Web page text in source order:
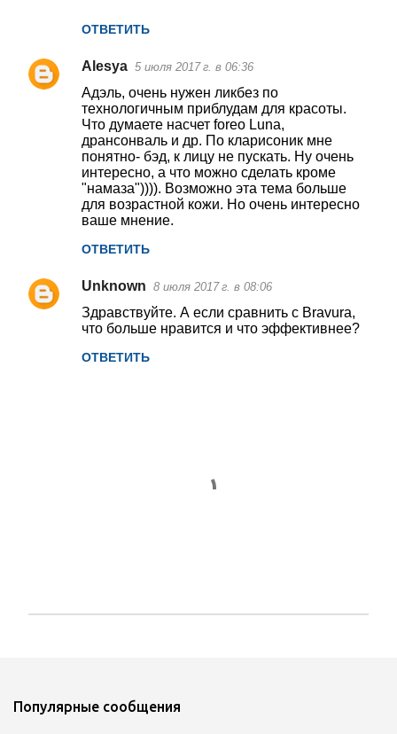
ОТВЕТИТЬ
Alesya 5 июля 2017 г. в 06:36
Адэль, очень нужен ликбез по
технологичным приблудам для красоты.
Что думаете насчет foreo Luna,
дрансонваль и др. По кларисоник мне
понятно- бэд, к лицу не пускать. Ну очень
интересно, а что можно сделать кроме
"намаза")))). Возможно эта тема больше
для возрастной кожи. Но очень интересно
ваше мнение.
ОТВЕТИТЬ
Unknown 8 июля 2017 г. в 08:06
Здравствуйте. А если сравнить с Bravura,
что больше нравится и что эффективнее?
ОТВЕТИТЬ
а
Популярные сообщения